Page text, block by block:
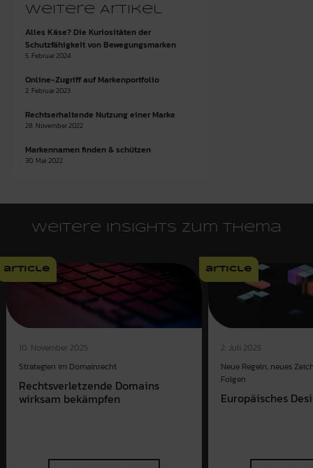
Weitere Artikel
Alles Käse? Die Kuriositäten der
Schutzfähigkeit von Bewegungsmarken
5. Februar 2024
Online-Zugriff auf Markenportfolio
2. Februar 2023
Rechtserhaltende Nutzung einer Marke
28. November 2022
Markennamen finden & schützen
30. Mai 2022
Weitere Insights zum Thema
article
10. November 2025
Strategien im Domainrecht
Rechtsverletzende Domains
wirksam bekämpfen
article
2. Juli 2025
Neue Regeln, neues
Folgen
Europäisches